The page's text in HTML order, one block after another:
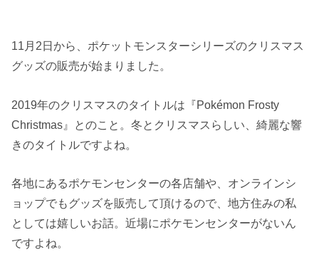
11月2日から、ポケットモンスターシリーズのクリスマス
グッズの販売が始まりました。
2019年のクリスマスのタイトルは『Pokémon Frosty
Christmas』とのこと。冬とクリスマスらしい、綺麗な響
きのタイトルですよね。
各地にあるポケモンセンターの各店舗や、オンラインシ
ョップでもグッズを販売して頂けるので、地方住みの私
としては嬉しいお話。近場にポケモンセンターがないん
ですよね。